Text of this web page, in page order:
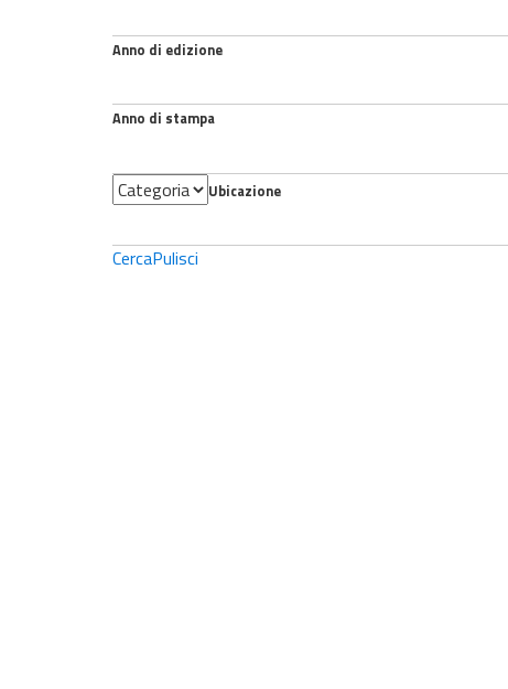
Anno di edizione
Anno di stampa
Categoria Ubicazione
CercaPulisci